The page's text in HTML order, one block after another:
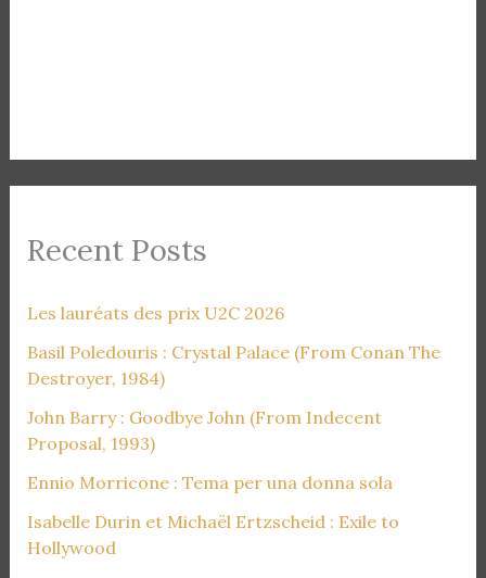
Recent Posts
Les lauréats des prix U2C 2026
Basil Poledouris : Crystal Palace (From Conan The
Destroyer, 1984)
John Barry : Goodbye John (From Indecent
Proposal, 1993)
Ennio Morricone : Tema per una donna sola
Isabelle Durin et Michaël Ertzscheid : Exile to
Hollywood